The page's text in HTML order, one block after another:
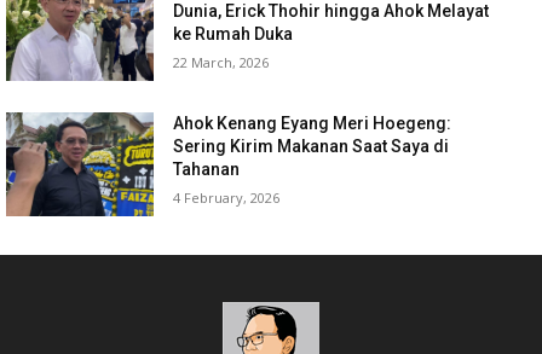
Dunia, Erick Thohir hingga Ahok Melayat
ke Rumah Duka
22 March, 2026
Ahok Kenang Eyang Meri Hoegeng:
Sering Kirim Makanan Saat Saya di
Tahanan
4 February, 2026